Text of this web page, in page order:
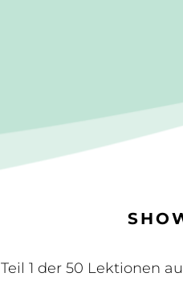
Teil 1 der 50 Lektionen